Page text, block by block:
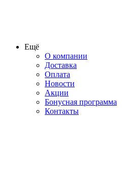
Ещё
О компании
Доставка
Оплата
Новости
Акции
Бонусная программа
Контакты